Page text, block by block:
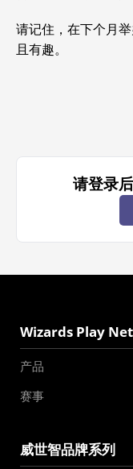
请记住，在下个月
且有趣。
请登录
Wizards Play
产品
赛事
威世智品牌系列